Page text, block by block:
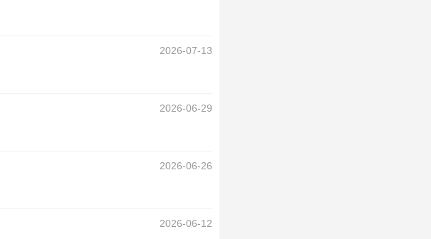
2026-07-13
2026-06-29
2026-06-26
2026-06-12